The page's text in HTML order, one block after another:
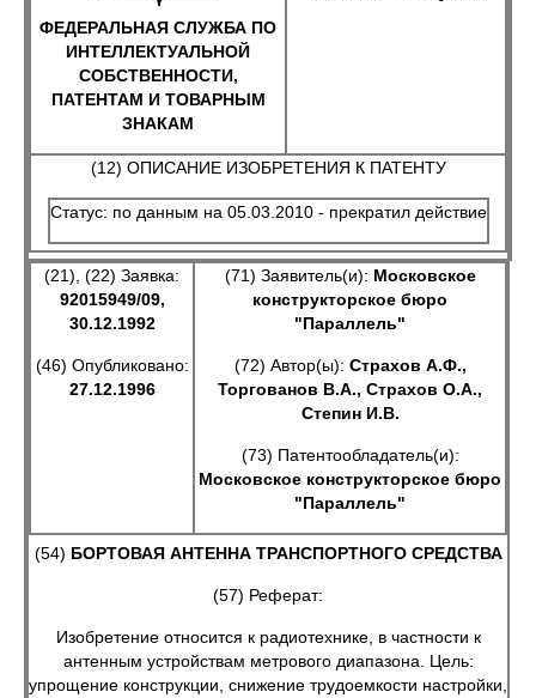
ФЕДЕРАЛЬНАЯ СЛУЖБА ПО
ИНТЕЛЛЕКТУАЛЬНОЙ
СОБСТВЕННОСТИ,
ПАТЕНТАМ И ТОВАРНЫМ
ЗНАКАМ
(12) ОПИСАНИЕ ИЗОБРЕТЕНИЯ К ПАТЕНТУ
Статус: по данным на 05.03.2010 - прекратил действие
(21), (22) Заявка:
92015949/09,
30.12.1992
(46) Опубликовано:
27.12.1996
(71) Заявитель(и): Московское
конструкторское бюро
"Параллель"
(72) Автор(ы): Страхов А.Ф.,
Торгованов В.А., Страхов О.А.,
Степин И.В.
(73) Патентообладатель(и):
Московское конструкторское бюро
"Параллель"
(54) БОРТОВАЯ АНТЕННА ТРАНСПОРТНОГО СРЕДСТВА
(57) Реферат:
Изобретение относится к радиотехнике, в частности к
антенным устройствам метрового диапазона. Цель:
упрощение конструкции, снижение трудоемкости настройки,